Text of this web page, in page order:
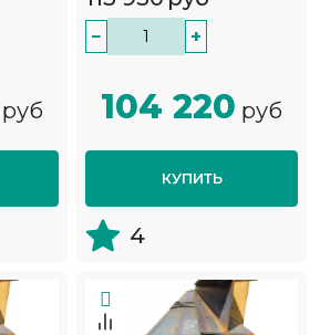
руб
− +
104 220 руб
КУПИТЬ
4